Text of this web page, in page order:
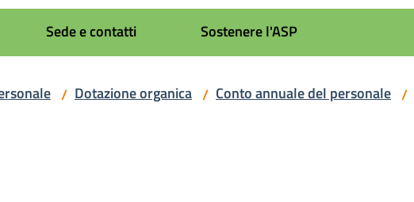
Sede e contatti Sostenere l'ASP
/ Dotazione organica / Conto annuale del personale /